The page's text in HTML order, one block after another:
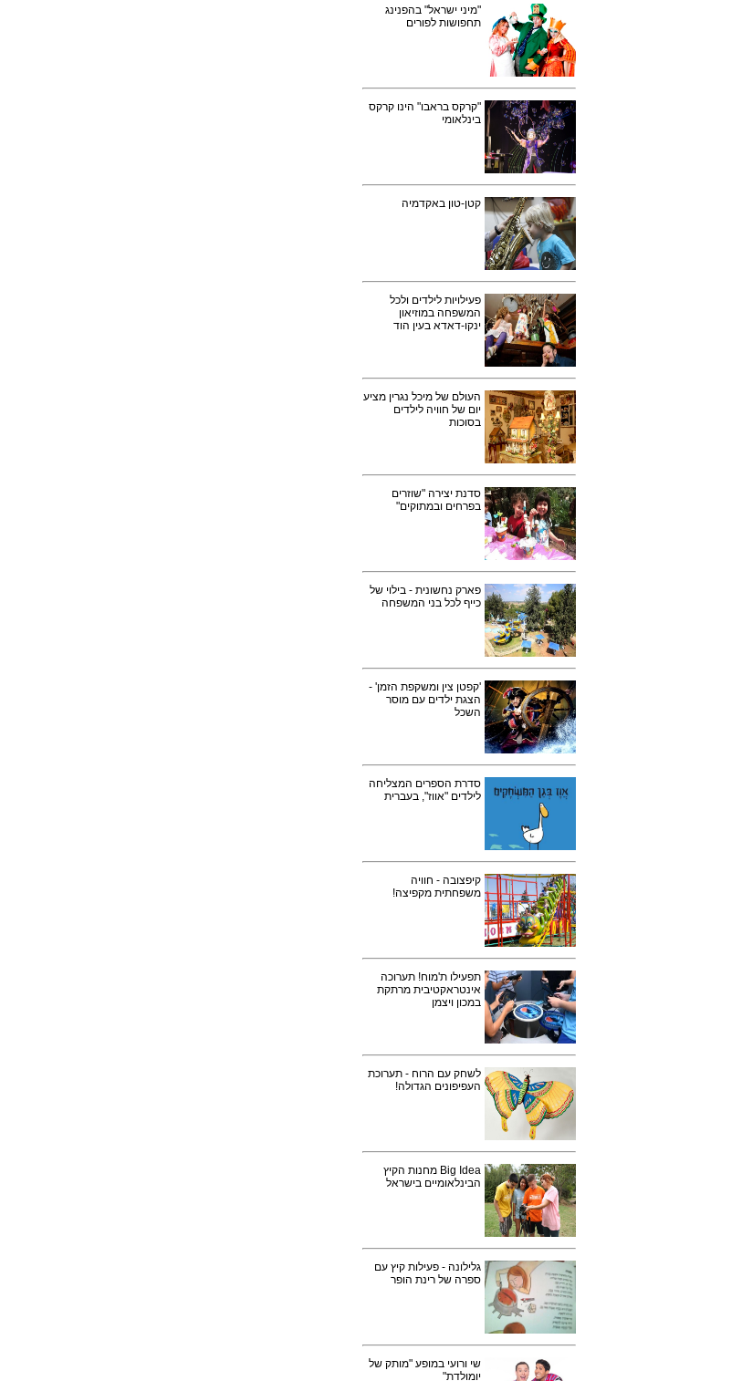
"מיני ישראל" בהפנינג
תחפושות לפורים
"קרקס בראבו" הינו קרקס
בינלאומי
קטן-טון באקדמיה
פעילויות לילדים ולכל
המשפחה במוזיאון
ינקו-דאדא בעין הוד
העולם של מיכל נגרין מציע
יום של חוויה לילדים
בסוכות
סדנת יצירה "שוזרים
בפרחים ובמתוקים"
פארק נחשונית - בילוי של
כייף לכל בני המשפחה
'קפטן צין ומשקפת הזמן' -
הצגת ילדים עם מוסר
השכל
סדרת הספרים המצליחה
לילדים "אווז", בעברית
קיפצובה - חוויה
משפחתית מקפיצה!
תפעילו ת'מוח! תערוכה
אינטראקטיבית מרתקת
במכון ויצמן
לשחק עם הרוח - תערוכת
העפיפונים הגדולה!
Big Idea מחנות הקיץ
הבינלאומיים בישראל
גלילונה - פעילות קיץ עם
ספרה של רינת הופר
שי ורועי במופע "מותק של
יומולדת"